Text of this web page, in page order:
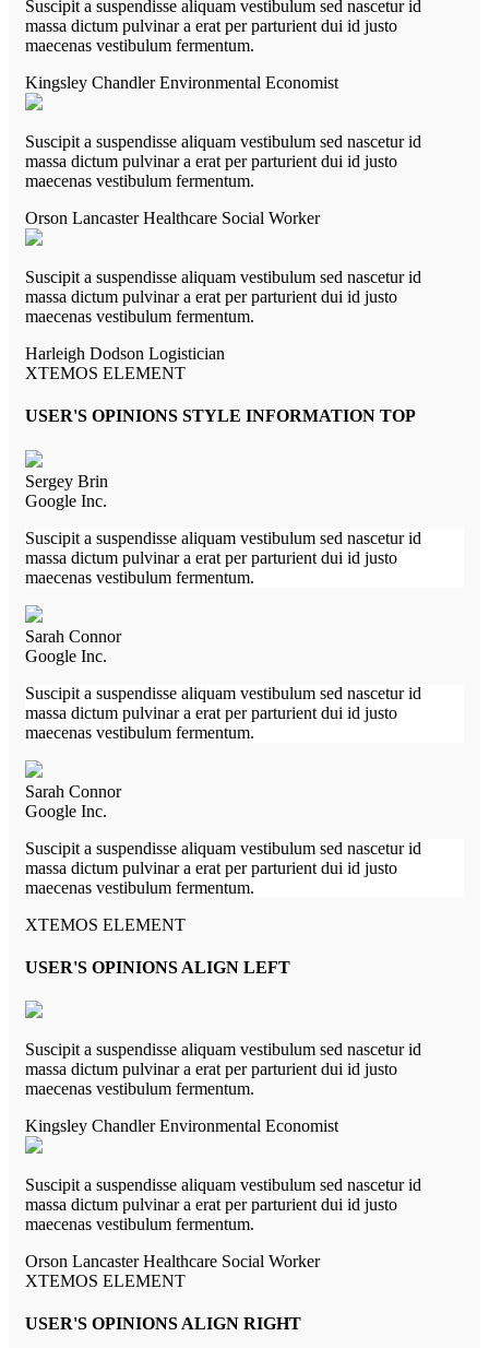
Suscipit a suspendisse aliquam vestibulum sed nascetur id
massa dictum pulvinar a erat per parturient dui id justo
maecenas vestibulum fermentum.
Kingsley ChandlerEnvironmental Economist
Suscipit a suspendisse aliquam vestibulum sed nascetur id
massa dictum pulvinar a erat per parturient dui id justo
maecenas vestibulum fermentum.
Orson LancasterHealthcare Social Worker
Suscipit a suspendisse aliquam vestibulum sed nascetur id
massa dictum pulvinar a erat per parturient dui id justo
maecenas vestibulum fermentum.
Harleigh Dodson Logistician
XTEMOS ELEMENT
USER'S OPINIONS STYLE INFORMATION TOP
Sergey Brin
Google Inc.
Suscipit a suspendisse aliquam vestibulum sed nascetur id
massa dictum pulvinar a erat per parturient dui id justo
maecenas vestibulum fermentum.
Sarah Connor
Google Inc.
Suscipit a suspendisse aliquam vestibulum sed nascetur id
massa dictum pulvinar a erat per parturient dui id justo
maecenas vestibulum fermentum.
Sarah Connor
Google Inc.
Suscipit a suspendisse aliquam vestibulum sed nascetur id
massa dictum pulvinar a erat per parturient dui id justo
maecenas vestibulum fermentum.
XTEMOS ELEMENT
USER'S OPINIONS ALIGN LEFT
Suscipit a suspendisse aliquam vestibulum sed nascetur id
massa dictum pulvinar a erat per parturient dui id justo
maecenas vestibulum fermentum.
Kingsley ChandlerEnvironmental Economist
Suscipit a suspendisse aliquam vestibulum sed nascetur id
massa dictum pulvinar a erat per parturient dui id justo
maecenas vestibulum fermentum.
Orson LancasterHealthcare Social Worker
XTEMOS ELEMENT
USER'S OPINIONS ALIGN RIGHT